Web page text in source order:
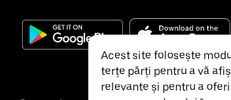
Acest site folosește
terțe părți pentru a vă
relevante și pentru a